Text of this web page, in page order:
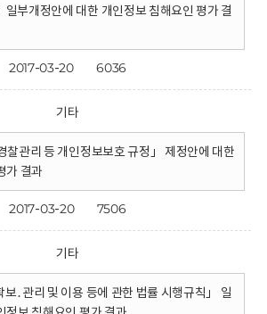
일부개정안에 대한 개인정보 침해요인 평가 결
2017-03-20 6036
기타
찰관리 등 개인정보보호 규정」 제정안에 대한
가 결과
2017-03-20 7506
기타
보․관리 및 이용 등에 관한 법률 시행규칙」 일